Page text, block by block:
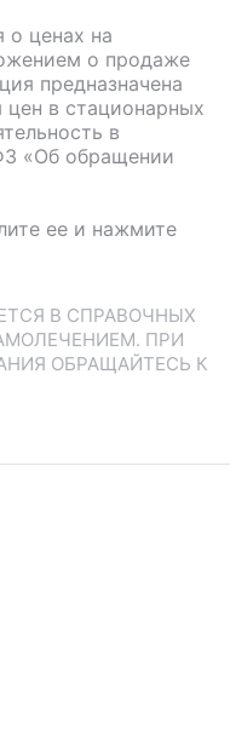
о ценах на
о продаже
предназначена
цен в стационарных
в
«Об обращении
ее и нажмите
В СПРАВОЧНЫХ
ПРИ
ОБРАЩАЙТЕСЬ К